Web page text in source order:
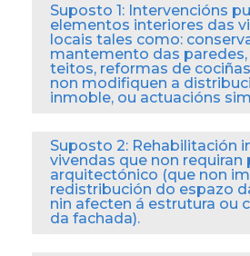
Suposto 1: Intervencións
elementos interiores das
locais tales como:
mantemento das paredes,
teitos, reformas de
non modifiquen a
inmoble, ou actuacións
Suposto 2: Rehabilitación
vivendas que non requiran
arquitectónico (que non
redistribución do espazo
nin afecten á estrutura ou
da fachada).